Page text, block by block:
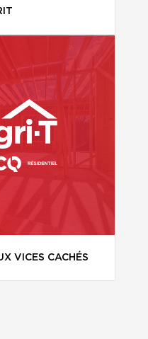
VICES CACHÉS